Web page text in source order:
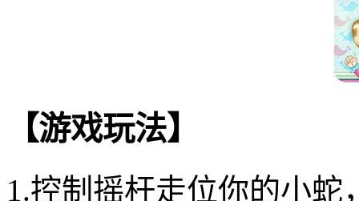
【游戏玩法】
1.控制摇杆走位你的小